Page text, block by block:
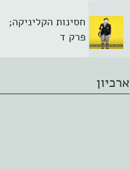
חסינות הקליניקה;
פרק ד
ארכיון